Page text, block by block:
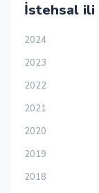
İstehsal ili
2024
2023
2022
2021
2020
2019
2018